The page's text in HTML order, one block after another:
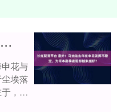
长红配资平台 意外！马纳法去年在申花发挥不稳定，为何本赛季表现却越来越好？
花与
埃落
，比
手